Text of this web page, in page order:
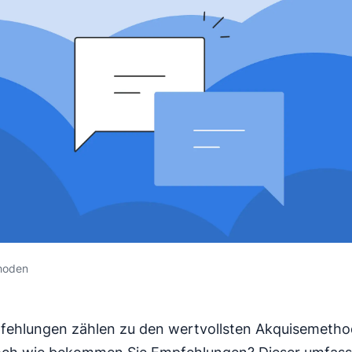
zählen zu den wertvollsten